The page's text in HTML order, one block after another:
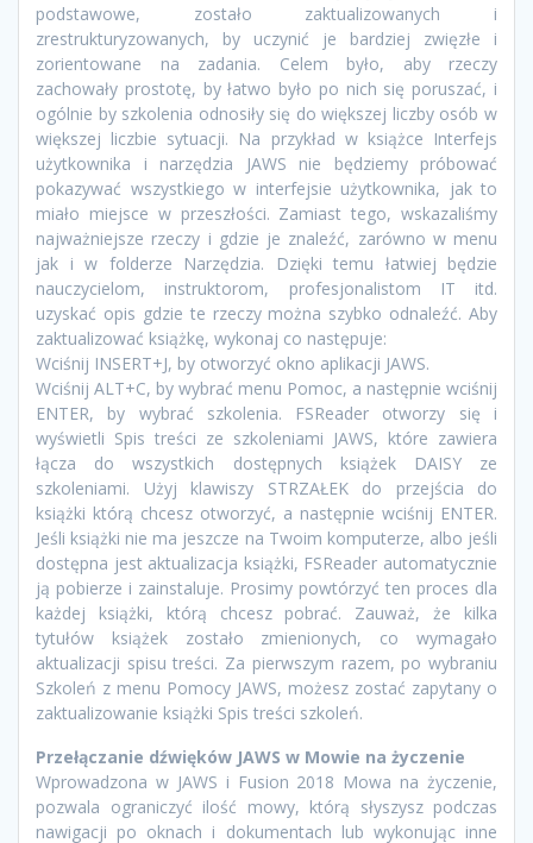
podstawowe, zostało zaktualizowanych i
zrestrukturyzowanych, by uczynić je bardziej zwięzłe i
zorientowane na zadania. Celem było, aby rzeczy
zachowały prostotę, by łatwo było po nich się poruszać, i
ogólnie by szkolenia odnosiły się do większej liczby osób w
większej liczbie sytuacji. Na przykład w książce Interfejs
użytkownika i narzędzia JAWS nie będziemy próbować
pokazywać wszystkiego w interfejsie użytkownika, jak to
miało miejsce w przeszłości. Zamiast tego, wskazaliśmy
najważniejsze rzeczy i gdzie je znaleźć, zarówno w menu
jak i w folderze Narzędzia. Dzięki temu łatwiej będzie
nauczycielom, instruktorom, profesjonalistom IT itd.
uzyskać opis gdzie te rzeczy można szybko odnaleźć. Aby
zaktualizować książkę, wykonaj co następuje:
Wciśnij INSERT+J, by otworzyć okno aplikacji JAWS.
Wciśnij ALT+C, by wybrać menu Pomoc, a następnie wciśnij
ENTER, by wybrać szkolenia. FSReader otworzy się i
wyświetli Spis treści ze szkoleniami JAWS, które zawiera
łącza do wszystkich dostępnych książek DAISY ze
szkoleniami. Użyj klawiszy STRZAŁEK do przejścia do
książki którą chcesz otworzyć, a następnie wciśnij ENTER.
Jeśli książki nie ma jeszcze na Twoim komputerze, albo jeśli
dostępna jest aktualizacja książki, FSReader automatycznie
ją pobierze i zainstaluje. Prosimy powtórzyć ten proces dla
każdej książki, którą chcesz pobrać. Zauważ, że kilka
tytułów książek zostało zmienionych, co wymagało
aktualizacji spisu treści. Za pierwszym razem, po wybraniu
Szkoleń z menu Pomocy JAWS, możesz zostać zapytany o
zaktualizowanie książki Spis treści szkoleń.
Przełączanie dźwięków JAWS w Mowie na życzenie
Wprowadzona w JAWS i Fusion 2018 Mowa na życzenie,
pozwala ograniczyć ilość mowy, którą słyszysz podczas
nawigacji po oknach i dokumentach lub wykonując inne